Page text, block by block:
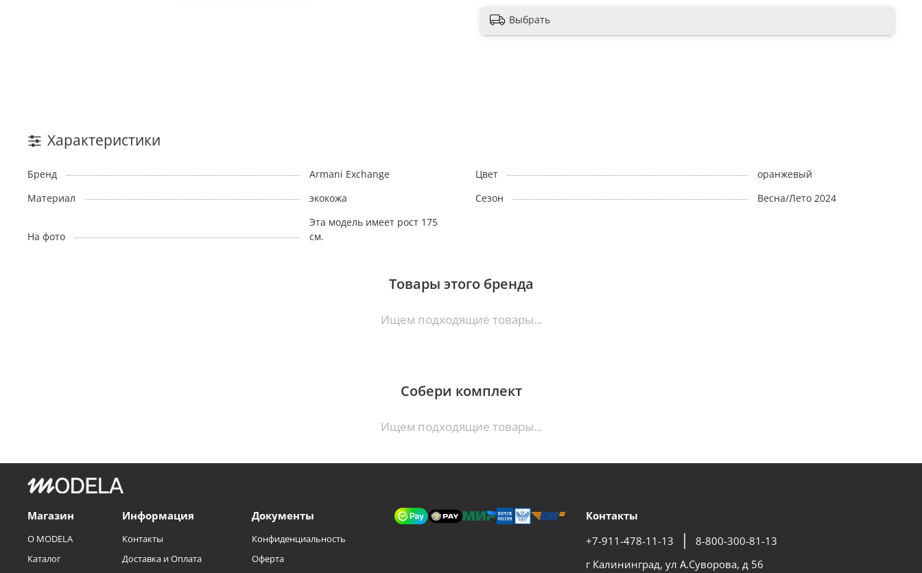
Выбрать
Характеристики
Бренд Armani Exchange Цвет
оранжевый
Материал
экокожа Сезон Весна/Лето 2024
На фото
Эта модель имеет рост 175
см.
Товары этого бренда
Ищем подходящие товары...
Собери комплект
Ищем подходящие товары...
Магазин
О MODELA
Каталог
Информация
Контакты
Доставка и Оплата
Документы
Конфиденциальность
Оферта
Контакты
+7-911-478-11-13
8-800-300-81-13
г Калининград, ул А.Суворова, д 56